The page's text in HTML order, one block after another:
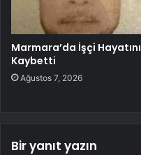
Marmara’da İşçi Hayatını
Kaybetti
Ağustos 7, 2026
Bir yanıt yazın